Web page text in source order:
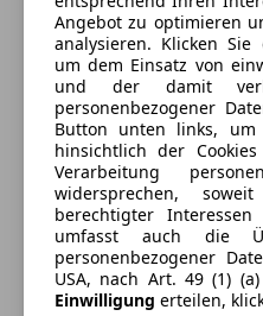
2-Zonen-Klimaautomatik
Einparkhilfe
Einparkhilfe
Einparkhilfe Sensoren
Einparkhilfe Sensoren
Elektrische Fensterheber
Elektrische Heckklappe
Elektrische Seitenspiegel
Elektrische Sitze
Lederausstattung
Farbe und
Außenfarbe
Farbe laut Hersteller
Lackierung
Innenausstattung
Angebot zu optimieren
analysieren. Klicken
um dem Einsatz von
und der damit
personenbezogener
Button unten links, um
hinsichtlich der
Verarbeitung
widersprechen,
berechtigter
umfasst auch die
personenbezogener
USA, nach Art. 49 (1) (a)
Einwilligung erteilen,